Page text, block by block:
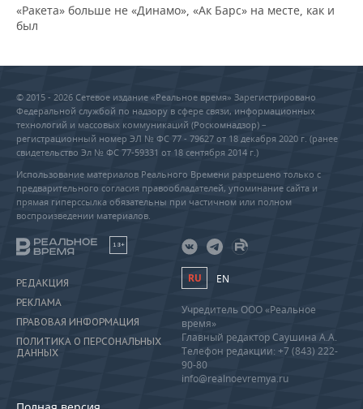
«Ракета» больше не «Динамо», «Ак Барс» на месте, как и
был
© 2015 - 2026 Сетевое издание «Реальное время» Зарегистрировано
Федеральной службой по надзору в сфере связи, информационных
технологий и массовых коммуникаций (Роскомнадзор) –
регистрационный номер ЭЛ № ФС 77 - 79627 от 18 декабря 2020 г. (ранее
свидетельство Эл № ФС 77-59331 от 18 сентября 2014 г.)
Использование материалов Реального Времени разрешено только с
предварительного согласия правообладателей, упоминание сайта и
прямая гиперссылка обязательны при частичном или полном
воспроизведении материалов.
18+
РЕДАКЦИЯ
РЕКЛАМА
ПРАВОВАЯ ИНФОРМАЦИЯ
ПОЛИТИКА О ПЕРСОНАЛЬНЫХ
ДАННЫХ
RU EN
Учредитель ООО «Реальное
время»
Главный редактор Саушина А.А.
Телефон редакции: +7 (843) 222-
90-80
info@realnoevremya.ru